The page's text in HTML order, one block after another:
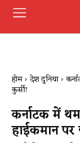
होम देश दुनिया
कुर्सी!
कर्नाटक में
हाईकमान पर